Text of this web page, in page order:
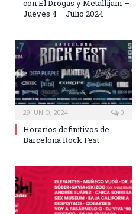
con El Drogas y Metallijam –
Jueves 4 – Julio 2024
29 JUNIO, 2024 0
Horarios definitivos de
Barcelona Rock Fest